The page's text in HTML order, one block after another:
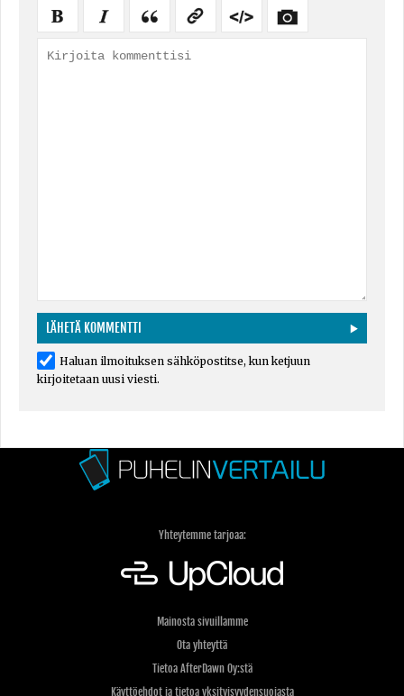
Haluan ilmoituksen sähköpostitse, kun ketjuun
kirjoitetaan uusi viesti.
Yhteytemme tarjoaa:
Mainosta sivuillamme
Ota yhteyttä
Tietoa AfterDawn Oy:stä
Käyttöehdot ja tietoa yksityisyydensuojasta